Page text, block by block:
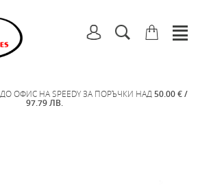
ДО ОФИС НА SPEEDY ЗА ПОРЪЧКИ НАД 50.00 € /
97.79 ЛВ.